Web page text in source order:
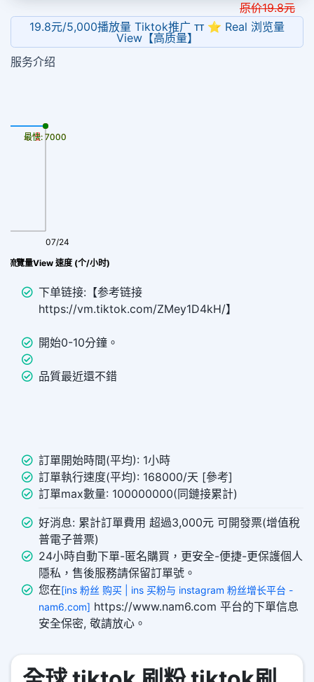
原价19.8元
19.8元/5,000播放量 Tiktok推广 ᴛᴛ ⭐ Real 浏览量
View【高质量】
服务介绍
推廣ᴛᴛ ⭐ Real流覽量View 速度 (个/小时)
07/24
最慢: 7000
最快: 7000
下单链接:【参考链接
https://vm.tiktok.com/ZMey1D4kH/】
開始0-10分鐘。
品質最近還不錯
訂單開始時間(平均): 1小時
訂單執行速度(平均): 168000/天 [參考]
訂單max數量: 100000000(同鏈接累計)
好消息: 累計訂單費用 超過3,000元 可開發票(增值稅
普電子普票)
24小時自動下單-匿名購買，更安全-便捷-更保護個人
隱私，售後服務請保留訂單號。
您在[ins 粉丝 购买 | ins 买粉与 instagram 粉丝增长平台 -
nam6.com] https://www.nam6.com 平台的下單信息
安全保密, 敬請放心。